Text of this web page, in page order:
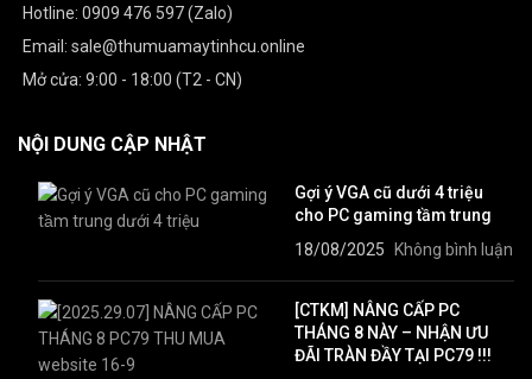
Hotline: 0909 476 597 (Zalo)
Email: sale@thumuamaytinhcu.online
Mở cửa: 9:00 - 18:00 (T2 - CN)
NỘI DUNG CẬP NHẬT
Gợi ý VGA cũ dưới 4 triệu
cho PC gaming tầm trung
18/08/2025
Không bình luận
[CTKM] NÂNG CẤP PC
THÁNG 8 NÀY – NHẬN ƯU
ĐÃI TRÀN ĐẦY TẠI PC79 !!!